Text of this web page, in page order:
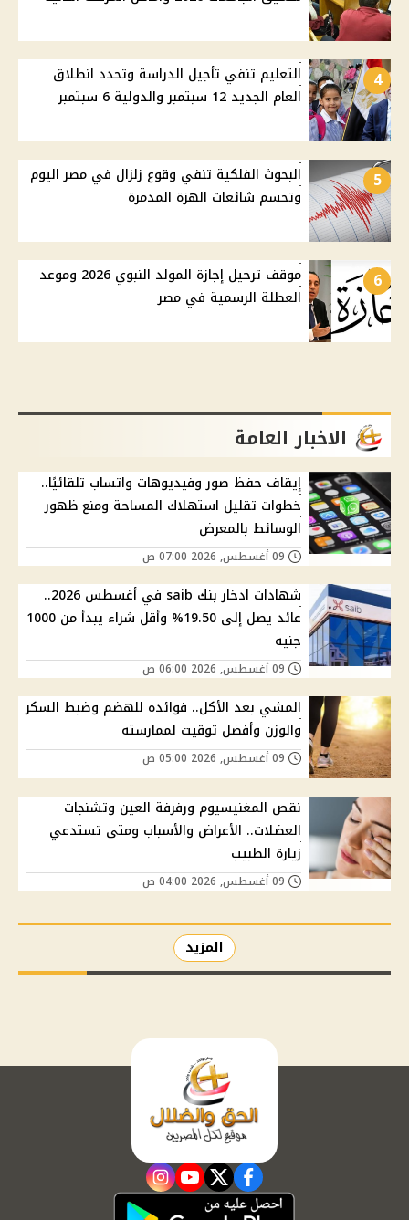
4
التعليم تنفي تأجيل الدراسة وتحدد انطلاق
العام الجديد 12 سبتمبر والدولية 6 سبتمبر
5
البحوث الفلكية تنفي وقوع زلزال في مصر اليوم
وتحسم شائعات الهزة المدمرة
6
موقف ترحيل إجازة المولد النبوي 2026 وموعد
العطلة الرسمية في مصر
الاخبار العامة
إيقاف حفظ صور وفيديوهات واتساب تلقائيًا..
خطوات تقليل استهلاك المساحة ومنع ظهور
الوسائط بالمعرض
شهادات ادخار بنك saib في أغسطس 2026..
عائد يصل إلى 19.50% وأقل شراء يبدأ من 1000
جنيه
المشي بعد الأكل.. فوائده للهضم وضبط السكر
والوزن وأفضل توقيت لممارسته
نقص المغنيسيوم ورفرفة العين وتشنجات
العضلات.. الأعراض والأسباب ومتى تستدعي
زيارة الطبيب
المزيد
facebook
twitter
youtube
instagram